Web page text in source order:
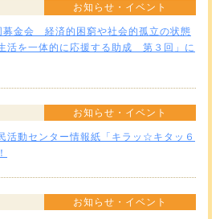
お知らせ・イベント
募金会 経済的困窮や社会的孤立の状態
活を一体的に応援する助成 第３回」に
お知らせ・イベント
活動センター情報紙「キラッ☆キタッ６
お知らせ・イベント